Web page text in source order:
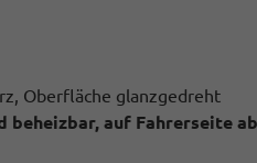
Oberfläche glanzgedreht
auf Fahrerseite